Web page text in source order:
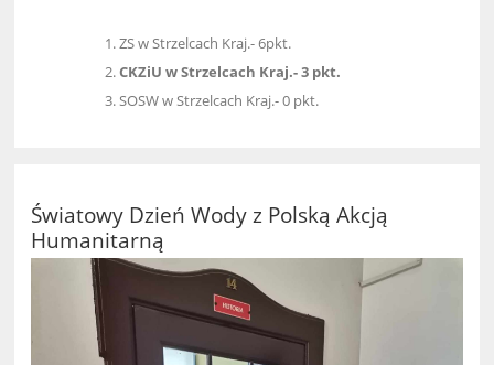
ZS w Strzelcach Kraj.- 6pkt.
CKZiU w Strzelcach Kraj.- 3 pkt.
SOSW w Strzelcach Kraj.- 0 pkt.
Światowy Dzień Wody z Polską Akcją
Humanitarną